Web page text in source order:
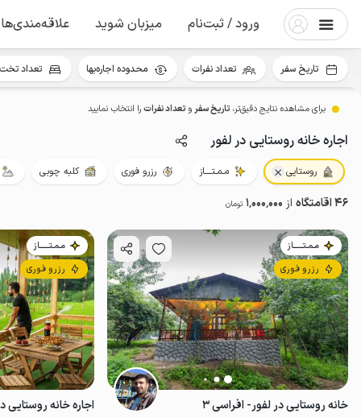
ورود / ثبت‌نام میزبان شوید علاقه‌مندی‌ها
برای مشاهده نتایج دقیق‌تر، تاریخ سفرو تعداد نفراترا انتخاب نمایید
اجاره خانه روستایی در لفور
روستایی مـمـتــــاز رزرو فوری کلبه چوبی
46 اقامتگاه از 1٬000٬000 تومان
مـمـتــــــاز
رزرو فوری
خانه روستایی در لفور- افراسی ۳
مـمـتــــــاز
رزرو فوری
اجاره خانه روستایی
تاریخ سفر تعداد نفرات محدوده اجاره‌بها تعداد تخت